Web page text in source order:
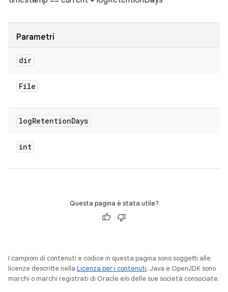
Parametri
dir
File
logRetentionDays
int
Questa pagina è stata utile?
I campioni di contenuti e codice in questa pagina sono soggetti alle
licenze descritte nella Licenza per i contenuti. Java e OpenJDK sono
marchi o marchi registrati di Oracle e/o delle sue società consociate.